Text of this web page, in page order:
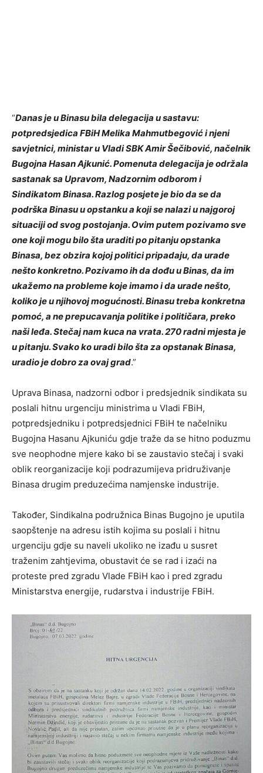
“Danas je u Binasu bila delegacija u sastavu:
potpredsjedica FBiH Melika Mahmutbegović i njeni
savjetnici, ministar u Vladi SBK Amir Šečibović, načelnik
Bugojna Hasan Ajkunić. Pomenuta delegacija je održala
sastanak sa Upravom, Nadzornim odborom i
Sindikatom Binasa. Razlog posjete je bio da se da
podrška Binasu u opstanku a koji se nalazi u najgoroj
situaciji od svog postojanja. Ovim putem pozivamo sve
one koji mogu bilo šta uraditi po pitanju opstanka
Binasa, bez obzira kojoj politici pripadaju, da urade
nešto konkretno. Pozivamo ih da dođu u Binas, da im
ukažemo na probleme koje imamo i da urade nešto,
koliko je u njihovoj mogućnosti. Binasu treba konkretna
pomoć, a ne prepucavanja politike i političara, preko
naši leđa. Stečaj nam kuca na vrata. 270 radni mjesta je
u pitanju. Svako ko uradi bilo šta za opstanak Binasa,
uradio je dobro za ovaj grad.”
Uprava Binasa, nadzorni odbor i predsjednik sindikata su
poslali hitnu urgenciju ministrima u Vladi FBiH,
potpredsjedniku i potpredsjednici FBiH te načelniku
Bugojna Hasanu Ajkuniću gdje traže da se hitno poduzmu
sve neophodne mjere kako bi se zaustavio stečaj i svaki
oblik reorganizacije koji podrazumijeva pridruživanje
Binasa drugim preduzećima namjenske industrije.
Također, Sindikalna podružnica Binas Bugojno je uputila
saopštenje na adresu istih kojima su poslali i hitnu
urgenciju gdje su naveli ukoliko ne izađu u susret
traženim zahtjevima, obustavit će se rad i izaći na
proteste pred zgradu Vlade FBiH kao i pred zgradu
Ministarstva energije, rudarstva i industrije FBiH.